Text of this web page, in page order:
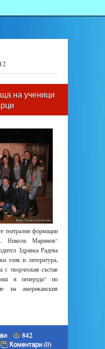
12
на ученици
театрални формации
Маринов“
Здравка Радева
език и литература,
творческия състав
в пеперуда“ по
на американския
842
Коментари (0)